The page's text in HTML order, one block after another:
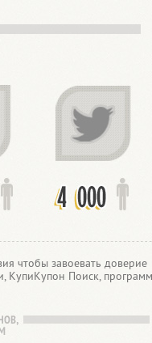
чтобы завоевать доверие
КупиКупон Поиск,